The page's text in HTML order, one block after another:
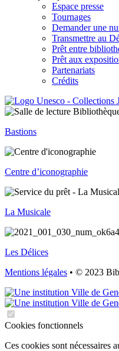
Espace presse
Tournages
Demander une
Transmettre au
Prêt entre
Prêt aux
Partenariats
Crédits
Bastions
Centre d’iconographie
La Musicale
Les Délices
Mentions légales • © 2023
Cookies fonctionnels
Ces cookies sont nécessaires